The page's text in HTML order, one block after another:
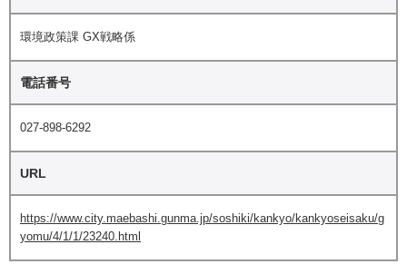
環境政策課 GX戦略係
電話番号
027-898-6292
URL
https://www.city.maebashi.gunma.jp/soshiki/kankyo/kankyoseisaku/g
yomu/4/1/1/23240.html